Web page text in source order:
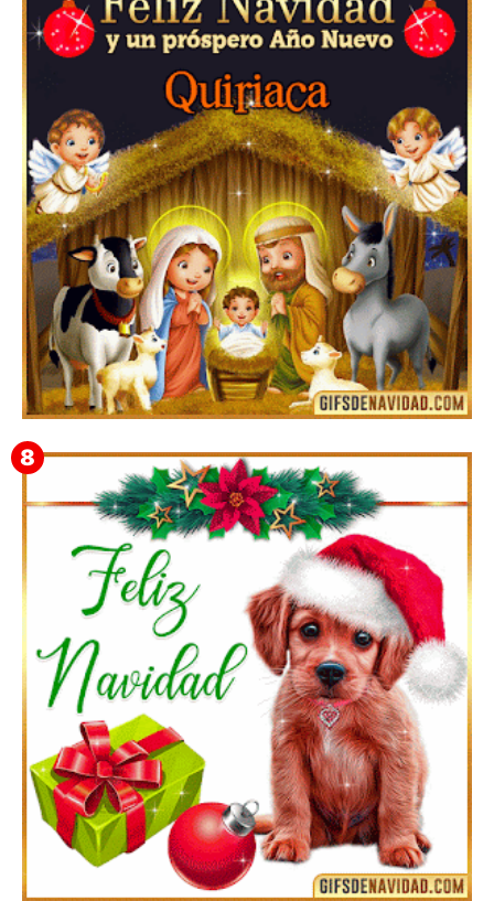
Te deseo una Feliz Navidad Bartolomea
Feliz Navidad y próspero Año Nuevo Quiriaca